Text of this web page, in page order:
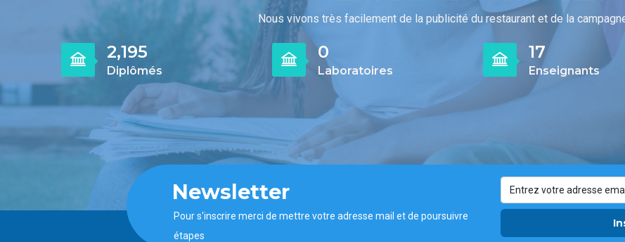
Nous vivons très facilement de la publicité du restaurant et de la
2,844
Diplômés
0
Laboratoires
22
Enseignants
Newsletter
Pour s'inscrire merci de mettre votre adresse mail et de poursuivre
étapes